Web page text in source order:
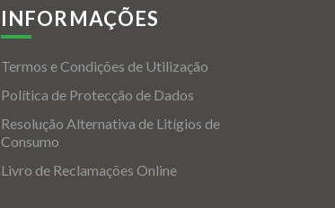
INFORMAÇÕES
Termos e Condições de Utilização
Política de Protecção de Dados
Resolução Alternativa de Litígios de
Consumo
Livro de Reclamações Online